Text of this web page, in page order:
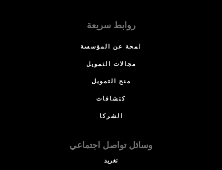
روابط سريعة
لمحة عن المؤسسة
مجالات التمويل
منح التمويل
كتشافات
الشركا
وسائل تواصل اجتماعي
تغريد